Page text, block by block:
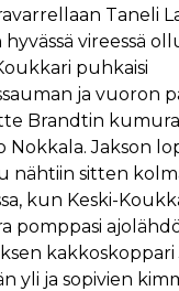
Taneli
hyvässä vireessä
puhkaisi
ja vuoron
Brandtin
Nokkala. Jakson
nähtiin sitten
kun Keski-
pomppasi
kakkoskoppari
yli ja sopivien